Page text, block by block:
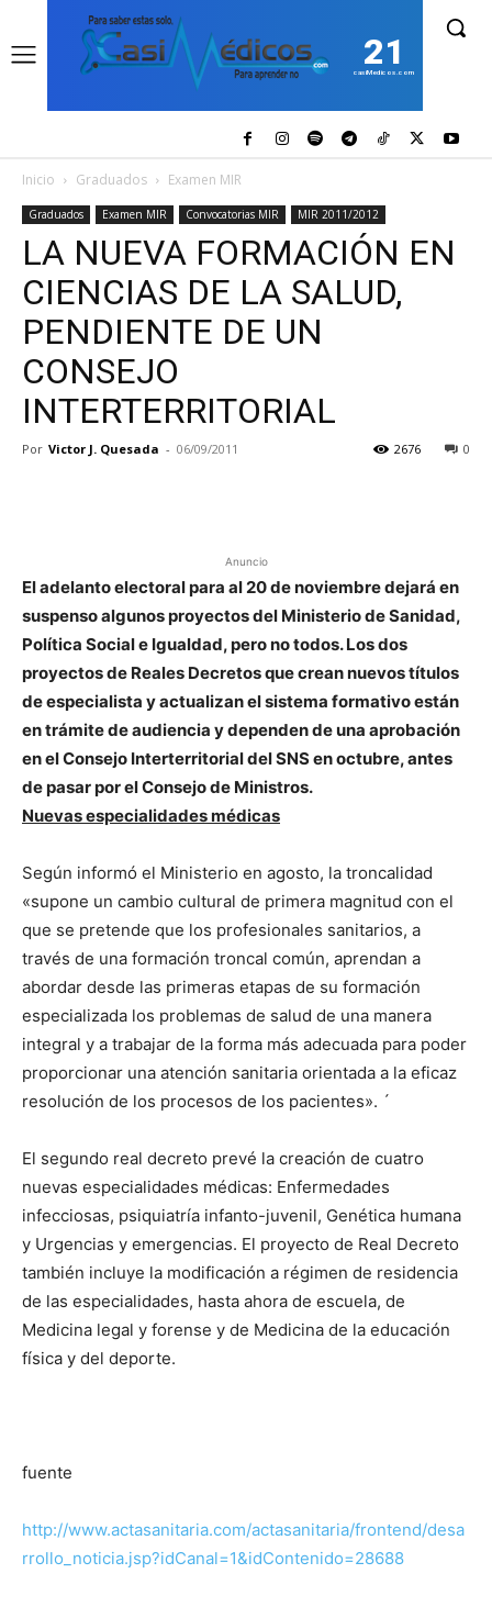
21
casiMedicos.com
Inicio Graduados Examen MIR
Graduados Examen MIR Convocatorias MIR MIR 2011/2012
LA NUEVA FORMACIÓN EN
CIENCIAS DE LA SALUD,
PENDIENTE DE UN
CONSEJO
INTERTERRITORIAL
Por Victor J. Quesada - 06/09/2011 0
2676
Anuncio
El adelanto electoral para al 20 de noviembre dejará en
suspenso algunos proyectos del Ministerio de Sanidad,
Política Social e Igualdad, pero no todos. Los dos
proyectos de Reales Decretos que crean nuevos títulos
de especialista y actualizan el sistema formativo están
en trámite de audiencia y dependen de una aprobación
en el Consejo Interterritorial del SNS en octubre, antes
de pasar por el Consejo de Ministros.
Nuevas especialidades médicas
Según informó el Ministerio en agosto, la troncalidad
«supone un cambio cultural de primera magnitud con el
que se pretende que los profesionales sanitarios, a
través de una formación troncal común, aprendan a
abordar desde las primeras etapas de su formación
especializada los problemas de salud de una manera
integral y a trabajar de la forma más adecuada para poder
proporcionar una atención sanitaria orientada a la eficaz
resolución de los procesos de los pacientes». ´
El segundo real decreto prevé la creación de cuatro
nuevas especialidades médicas: Enfermedades
infecciosas, psiquiatría infanto-juvenil, Genética humana
y Urgencias y emergencias. El proyecto de Real Decreto
también incluye la modificación a régimen de residencia
de las especialidades, hasta ahora de escuela, de
Medicina legal y forense y de Medicina de la educación
física y del deporte.
fuente
http://www.actasanitaria.com/actasanitaria/frontend/desa
rrollo_noticia.jsp?idCanal=1&idContenido=28688